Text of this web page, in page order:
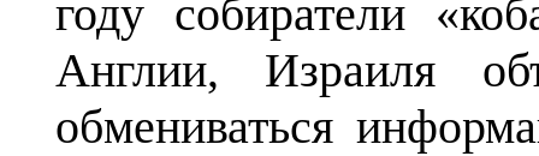
году собиратели
Англии, Израиля
обмениваться